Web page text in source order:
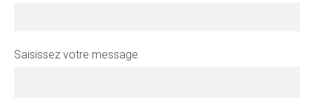
Saisissez votre message